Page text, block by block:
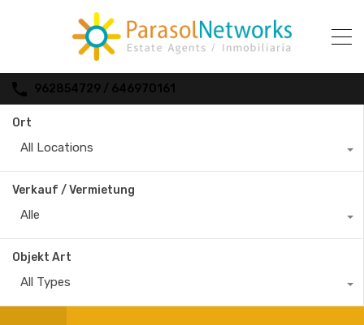
962854729 / 646970161
Ort
All Locations
Verkauf / Vermietung
Alle
Objekt Art
All Types